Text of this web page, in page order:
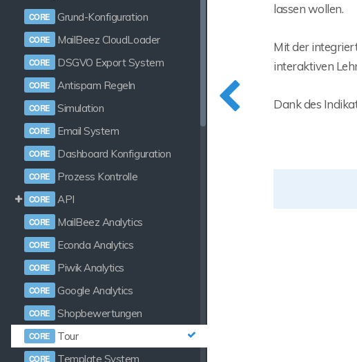
Grund-Konfiguration
MailBeez CloudLoader
DSGVO Export System
Antispam Regeln
Simulation
Email System
Dashboard Konfiguration
Prozess Kontrolle
API
MailBeez Analytics
Econda Analytics
Piwik Analytics
Google Analytics
Shopbewertungen
Tour
Template System
lassen wollen.
Mit der
interaktiven
Dank des